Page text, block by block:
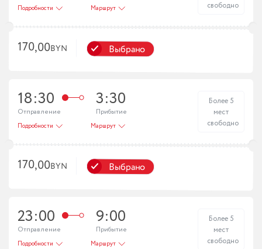
Подробности Маршрут
свободно
170,00BYN Выбрано
Подробности Маршрут
18:30
Отправление
3:30
Прибытие
Более 5
мест
свободно
170,00BYN Выбрано
Подробности Маршрут
23:00
Отправление
9:00
Прибытие
Более 5
мест
свободно